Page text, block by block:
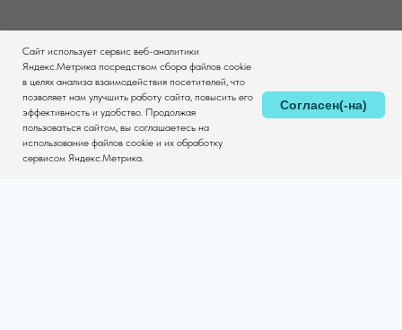
Сайт использует сервис веб-аналитики
Яндекс.Метрика посредством сбора файлов cookie
в целях анализа взаимодействия посетителей, что
позволяет нам улучшить работу сайта, повысить его
эффективность и удобство. Продолжая
пользоваться сайтом, вы соглашаетесь на
использование файлов cookie и их обработку
сервисом Яндекс.Метрика.
Согласен(-на)